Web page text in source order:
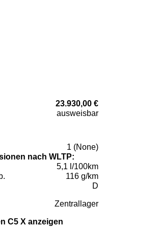
23.930,00 €
ausweisbar
1 (None)
nach WLTP:
5,1 l/100km
116 g/km
D
Zentrallager
C5 X anzeigen